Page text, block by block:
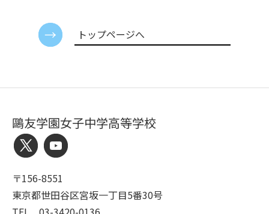
トップページへ
鷗友学園女子中学高等学校
〒156-8551
東京都世田谷区宮坂一丁目5番30号